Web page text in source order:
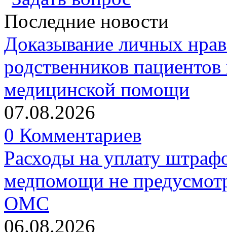
Последние новости
Доказывание личных
родственников
медицинской помощи
07.08.2026
0 Комментариев
Расходы на уплату
медпомощи не
ОМС
06.08.2026